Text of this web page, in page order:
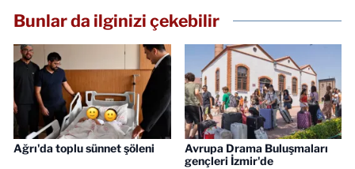
Bunlar da ilginizi çekebilir
Ağrı'da toplu sünnet şöleni
Avrupa Drama Buluşmaları
gençleri İzmir'de